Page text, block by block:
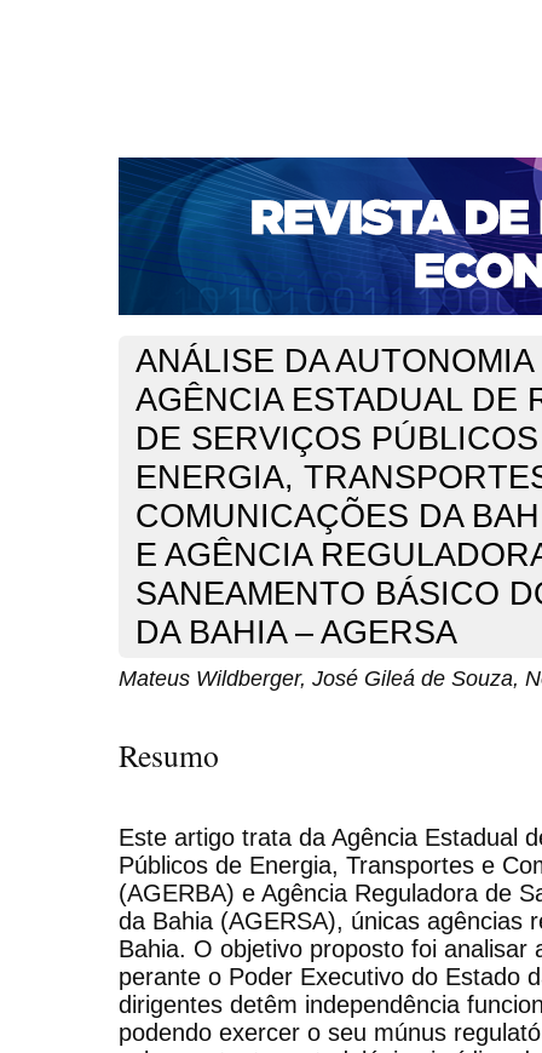
CAPA SOBRE ACESSO CADASTRO
NOTÍCIAS
PORTAL DE REVISTAS DA UNIFACS
BASES DE DADOS E INDEXADORES
Capa Ano XXII - V. 1 - N. 45 - Abril de 2020> Wildberger
ANÁLISE DA AUTONOMIA
AGÊNCIA ESTADUAL DE
DE SERVIÇOS
ENERGIA,
COMUNICAÇÕES DA
E AGÊNCIA
SANEAMENTO BÁSICO
DA BAHIA – AGERSA
Mateus Wildberger, José Gileá de Souza,
Resumo
Este artigo trata da Agência Estadual
Públicos de Energia, Transportes e
(AGERBA) e Agência Reguladora de
da Bahia (AGERSA), únicas agências
Bahia. O objetivo proposto foi analisar
perante o Poder Executivo do Estado
dirigentes detêm independência
podendo exercer o seu múnus